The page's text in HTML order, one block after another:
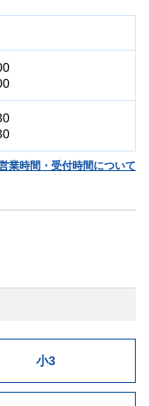
業時間・受付時間について
小3